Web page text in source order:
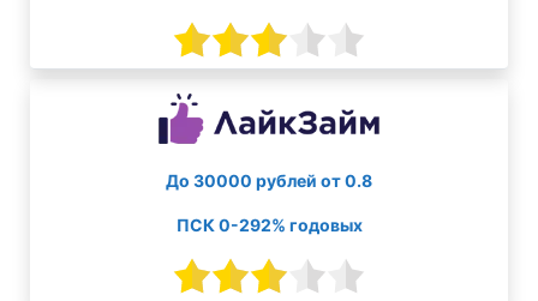
До 30000 рублей от 0.8
ПСК 0-292% годовых